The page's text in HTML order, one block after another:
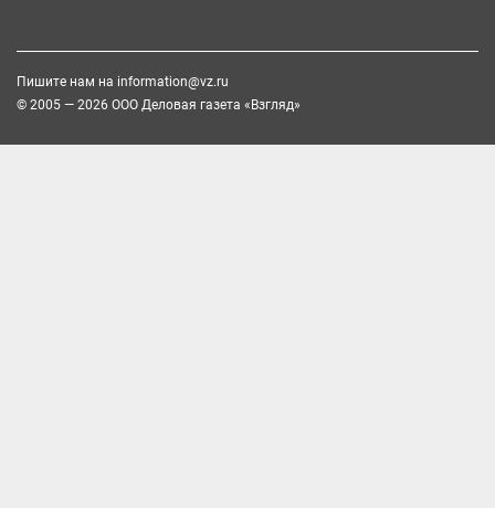
Пишите нам на information@vz.ru
© 2005 — 2026 ООО Деловая газета «Взгляд»